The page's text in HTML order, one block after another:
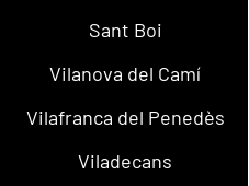
Sant Boi
Vilanova del Camí
Vilafranca del Penedès
Viladecans